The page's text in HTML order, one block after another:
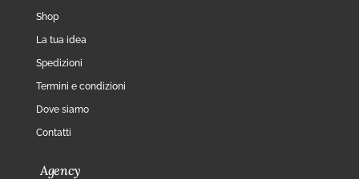
Shop
La tua idea
Spedizioni
Termini e condizioni
Dove siamo
Contatti
Agency